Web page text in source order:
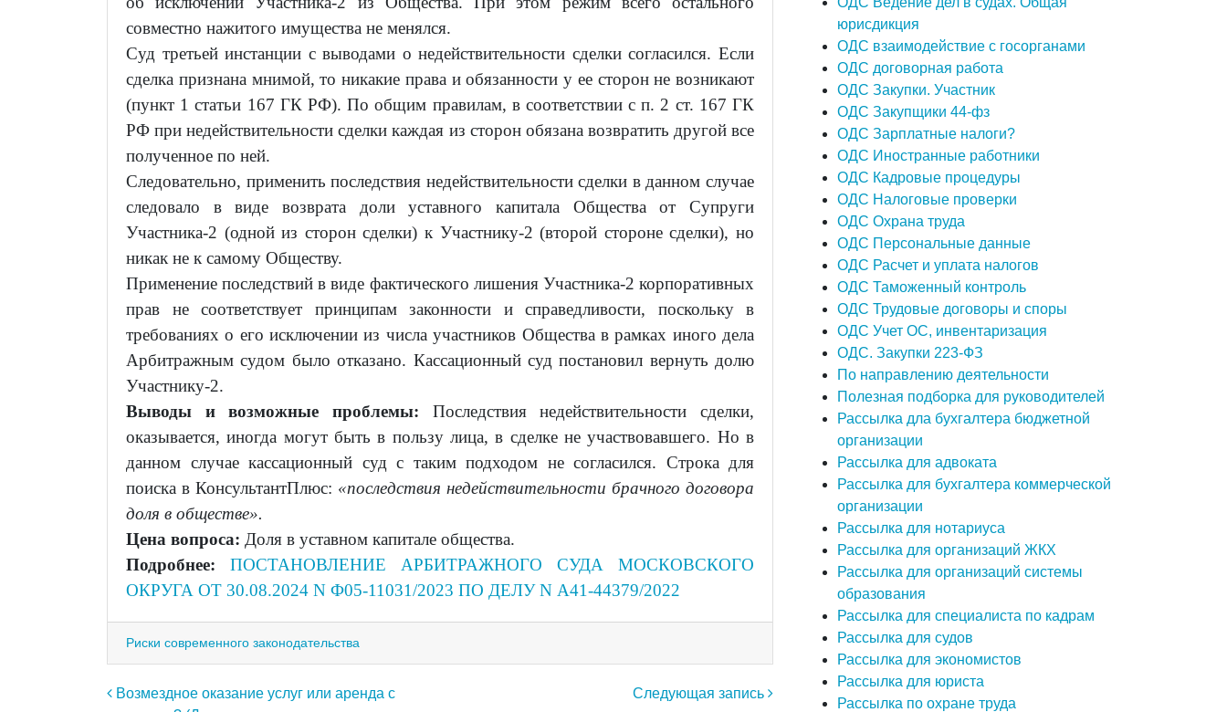
совместно нажитого имущества не менялся.
Суд третьей инстанции с выводами о недействительности сделки согласился. Если
сделка признана мнимой, то никакие права и обязанности у ее сторон не возникают
(пункт 1 статьи 167 ГК РФ). По общим правилам, в соответствии с п. 2 ст. 167 ГК
РФ при недействительности сделки каждая из сторон обязана возвратить другой все
полученное по ней.
Следовательно, применить последствия недействительности сделки в данном случае
следовало в виде возврата доли уставного капитала Общества от Супруги
Участника-2 (одной из сторон сделки) к Участнику-2 (второй стороне сделки), но
никак не к самому Обществу.
Применение последствий в виде фактического лишения Участника-2 корпоративных
прав не соответствует принципам законности и справедливости, поскольку в
требованиях о его исключении из числа участников Общества в рамках иного дела
Арбитражным судом было отказано. Кассационный суд постановил вернуть долю
Участнику-2.
Выводы и возможные проблемы: Последствия недействительности сделки,
оказывается, иногда могут быть в пользу лица, в сделке не участвовавшего. Но в
данном случае кассационный суд с таким подходом не согласился. Строка для
поиска в КонсультантПлюс: «последствия недействительности брачного договора
доля в обществе».
Цена вопроса: Доля в уставном капитале общества.
Подробнее:
ПОСТАНОВЛЕНИЕ АРБИТРАЖНОГО СУДА МОСКОВСКОГО
ОКРУГА ОТ 30.08.2024 N Ф05-11031/2023 ПО ДЕЛУ N А41-44379/2022
Риски современного законодательства
Навигация по записям
Возмездное оказание услуг или аренда с
Следующая запись
юрисдикция
ОДС взаимодействие с госорганами
ОДС договорная работа
ОДС Закупки. Участник
ОДС Закупщики 44-фз
ОДС Зарплатные налоги?
ОДС Иностранные работники
ОДС Кадровые процедуры
ОДС Налоговые проверки
ОДС Охрана труда
ОДС Персональные данные
ОДС Расчет и уплата налогов
ОДС Таможенный контроль
ОДС Трудовые договоры и споры
ОДС Учет ОС, инвентаризация
ОДС. Закупки 223-ФЗ
По направлению деятельности
Полезная подборка для руководителей
Рассылка дла бухгалтера бюджетной
организации
Рассылка для адвоката
Рассылка для бухгалтера коммерческой
организации
Рассылка для нотариуса
Рассылка для организаций ЖКХ
Рассылка для организаций системы
образования
Рассылка для специалиста по кадрам
Рассылка для судов
Рассылка для экономистов
Рассылка для юриста
Рассылка по охране труда